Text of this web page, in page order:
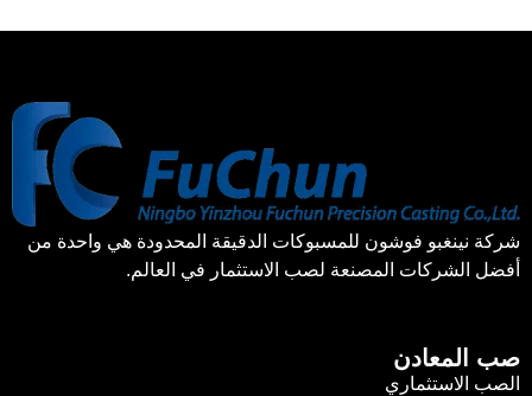
شركة نينغبو فوشون للمسبوكات الدقيقة المحدودة هي واحدة من
أفضل الشركات المصنعة لصب الاستثمار في العالم.
صب المعادن
الصب الاستثماري